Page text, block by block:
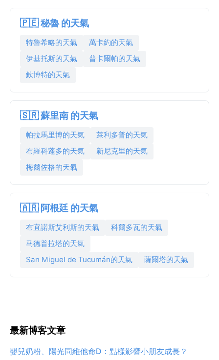
🇵🇪 秘魯 的天氣
特魯希略的天氣
萬卡約的天氣
伊基托斯的天氣
普卡爾帕的天氣
欽博特的天氣
🇸🇷 蘇里南 的天氣
帕拉馬里博的天氣
萊利多普的天氣
布羅科蓬多的天氣
新尼克里的天氣
梅爾佐格的天氣
🇦🇷 阿根廷 的天氣
布宜諾斯艾利斯的天氣
科爾多瓦的天氣
马德普拉塔的天氣
San Miguel de Tucumán的天氣
薩爾塔的天氣
最新博客文章
嬰兒奶粉、陽光同維他命D：點樣影響小朋友成長？